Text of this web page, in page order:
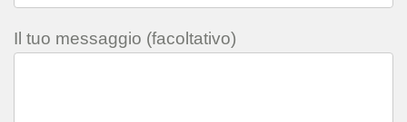
Il tuo messaggio (facoltativo)